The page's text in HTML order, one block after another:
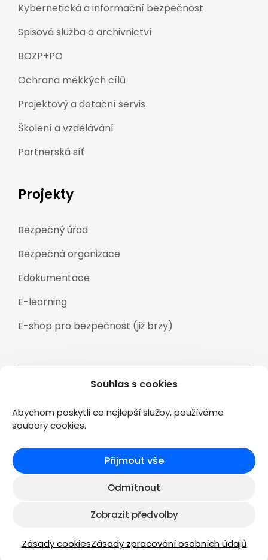
Souhlas s cookies
Abychom poskytli co nejlepší služby, používáme
soubory cookies.
Přijmout vše
Odmítnout
Zobrazit předvolby
Zásady cookiesZásady zpracování osobních údajů
Kybernetická a informační bezpečnost
Spisová služba a archivnictví
BOZP+PO
Ochrana měkkých cílů
Projektový a dotační servis
Školení a vzdělávání
Partnerská síť
Projekty
Bezpečný úřad
Bezpečná organizace
Edokumentace
E-learning
E-shop pro bezpečnost (již brzy)
Veškeré texty a materiály zveřejněné na
stránkách www.2kconsulting.cz jsou duševním
vlastnictvím společnosti 2K CONSULTING s.r.o., a jsou
Vytvořil niksemerad.cz